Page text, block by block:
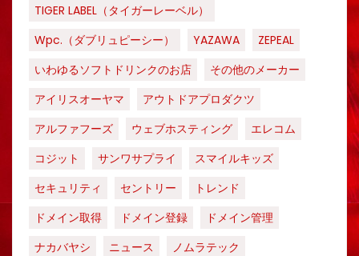
TIGER LABEL（タイガーレーベル）
Wpc.（ダブリュピーシー）
YAZAWA
ZEPEAL
いわゆるソフトドリンクのお店
その他のメーカー
アイリスオーヤマ
アウトドアプロダクツ
アルファフーズ
ウェブホスティング
エレコム
コジット
サンワサプライ
スマイルキッズ
セキュリティ
セントリー
トレンド
ドメイン取得
ドメイン登録
ドメイン管理
ナカバヤシ
ニュース
ノムラテック